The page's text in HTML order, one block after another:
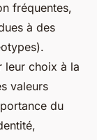
fréquentes,
à des
leur choix à la
valeurs
du